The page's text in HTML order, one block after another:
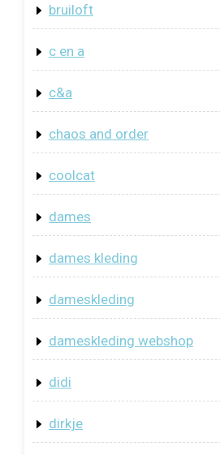
bruiloft
c en a
c&a
chaos and order
coolcat
dames
dames kleding
dameskleding
dameskleding webshop
didi
dirkje